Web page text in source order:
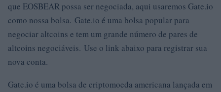
que EOSBEAR possa ser negociada, aqui usaremos Gate.io
como nossa bolsa. Gate.io é uma bolsa popular para
negociar altcoins e tem um grande número de pares de
altcoins negociáveis. Use o link abaixo para registrar sua
nova conta.
Gate.io é uma bolsa de criptomoeda americana lançada em